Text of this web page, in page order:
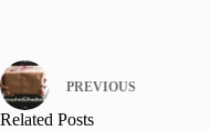
PREVIOUS
Related Posts